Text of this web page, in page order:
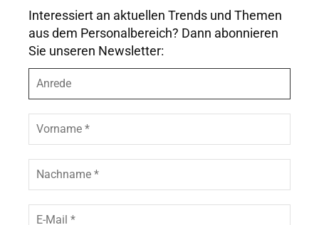
Interessiert an aktuellen Trends und Themen
aus dem Personalbereich? Dann abonnieren
Sie unseren Newsletter:
r
e
e
r
n
m
c
h